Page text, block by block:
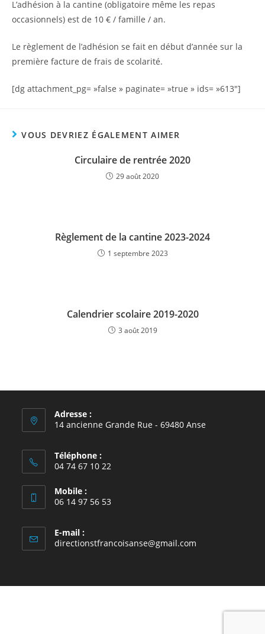
L’adhésion à la cantine (obligatoire même les repas
occasionnels) est de 10 € / famille / an.
Le règlement de l’adhésion se fait en début d’année sur la
première facture de frais de scolarité.
[dg attachment_pg= »false » paginate= »true » ids= »613″]
VOUS DEVRIEZ ÉGALEMENT AIMER
Circulaire de rentrée 2020
29 août 2020
Règlement de la cantine 2023-2024
1 septembre 2023
Calendrier scolaire 2019-2020
3 août 2019
Adresse :
14 ancienne Grande Rue - 69480 Anse
Téléphone :
04 74 67 10 22
Mobile :
06 14 97 56 53
E-mail :
directionstfrancoisanse@gmail.com